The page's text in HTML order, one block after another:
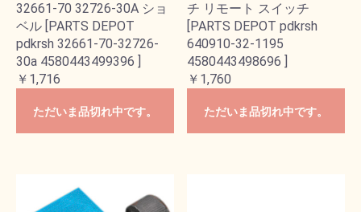
32661-70 32726-30A ショ
ベル [PARTS DEPOT
pdkrsh 32661-70-32726-
30a 4580443499396 ]
￥1,716
ただいま品切れ中です。
チ リモート スイッチ
[PARTS DEPOT pdkrsh
640910-32-1195
4580443498696 ]
￥1,760
ただいま品切れ中です。